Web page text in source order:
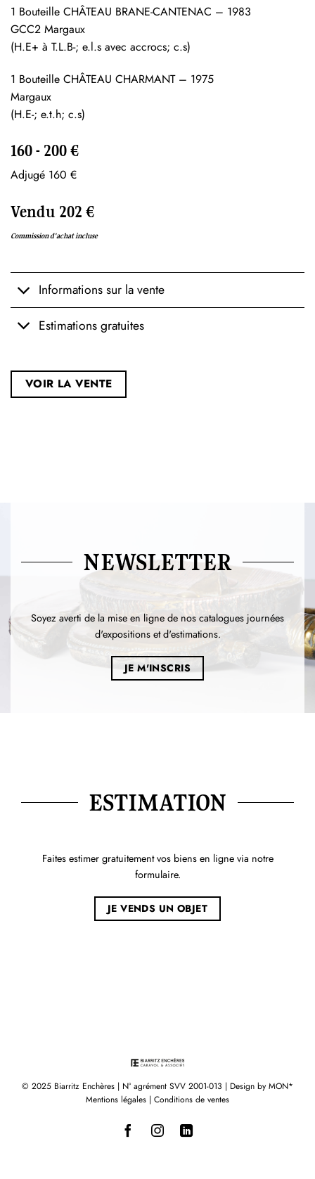
1 Bouteille CHÂTEAU BRANE-CANTENAC – 1983
GCC2 Margaux
(H.E+ à T.L.B-; e.l.s avec accrocs; c.s)
1 Bouteille CHÂTEAU CHARMANT – 1975
Margaux
(H.E-; e.t.h; c.s)
160 - 200 €
Adjugé 160 €
Vendu 202 €
Commission d'achat incluse
Informations sur la vente
Estimations gratuites
VOIR LA VENTE
NEWSLETTER
Soyez averti de la mise en ligne de nos catalogues journées
d'expositions et d'estimations.
JE M'INSCRIS
ESTIMATION
Faites estimer gratuitement vos biens en ligne via notre
formulaire.
JE VENDS UN OBJET
© 2025 Biarritz Enchères | N° agrément SVV 2001-013 | Design by MON*
Mentions légales | Conditions de ventes